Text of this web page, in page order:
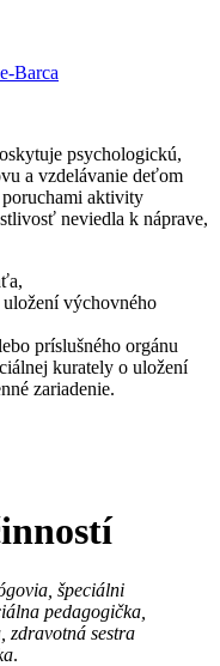
psychologickú,
a vzdelávanie deťom
aktivity
neviedla k náprave,
výchovného
príslušného orgánu
kurately o uložení
zariadenie.
špeciálni
pedagogička,
zdravotná sestra
.